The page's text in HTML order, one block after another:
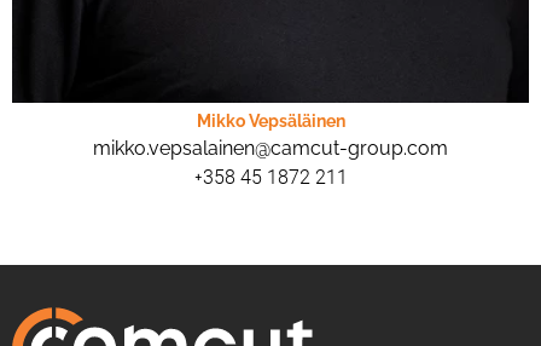
Mikko Vepsäläinen
mikko.vepsalainen@camcut-group.com
+358 45 1872 211